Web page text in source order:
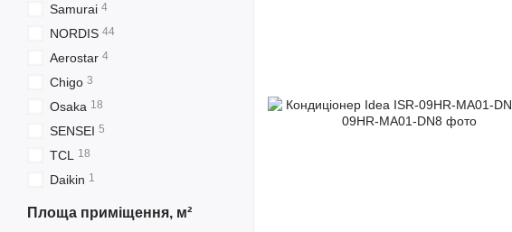
Samurai 4
NORDIS 44
Aerostar 4
Chigo 3
Osaka 18
SENSEI 5
TCL 18
Daikin 1
Площа приміщення, м²